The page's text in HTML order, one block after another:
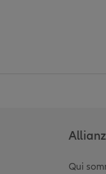
Allianz
Qui